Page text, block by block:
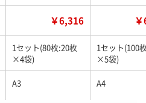
￥6,316
1セット(80枚:20枚
×4袋)
1セット(100
×5袋)
A3 A4